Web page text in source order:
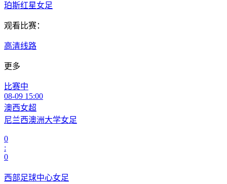
珀斯红星女足
观看比赛：
高清线路
更多
比赛中
08-09 15:00
澳西女超
尼兰西澳洲大学女足
0
:
0
西部足球中心女足